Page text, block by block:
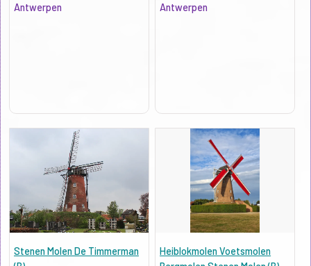
Antwerpen
Antwerpen
Stenen Molen De Timmerman
Heiblokmolen Voetsmolen